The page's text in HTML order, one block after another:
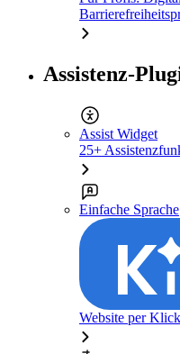
Assistenz-
Assist Widget
25+
Einfache Sprache
Website per